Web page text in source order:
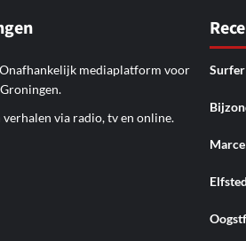
mediaplatform voor
via radio, tv en online.